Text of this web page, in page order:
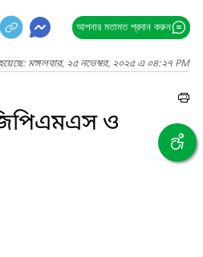
আপনার মতামত প্রদান করুন
মঙ্গলবার, ২৫ নভেম্বর, ২০২৫ এ ০৪:২৭ PM
ও